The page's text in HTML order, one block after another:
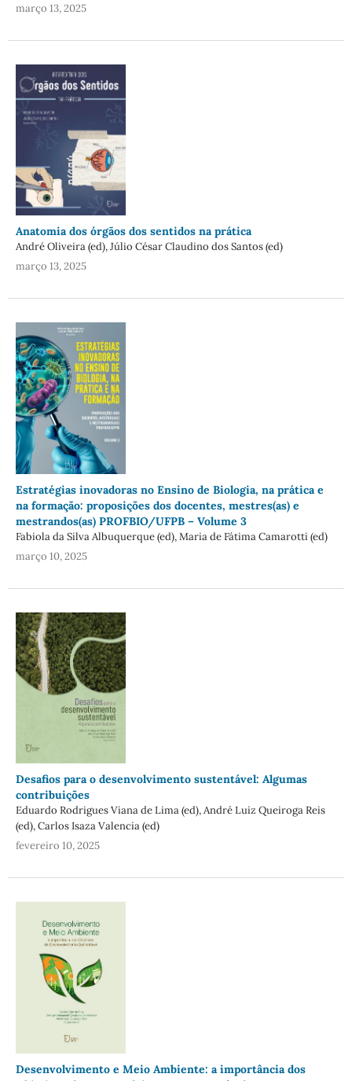
março 13, 2025
Anatomia dos órgãos dos sentidos na prática
André Oliveira (ed), Júlio César Claudino dos Santos (ed)
março 13, 2025
Estratégias inovadoras no Ensino de Biologia, na prática e
na formação: proposições dos docentes, mestres(as) e
mestrandos(as) PROFBIO/UFPB – Volume 3
Fabiola da Silva Albuquerque (ed), Maria de Fátima Camarotti (ed)
março 10, 2025
Desafios para o desenvolvimento sustentável: Algumas
contribuições
Eduardo Rodrigues Viana de Lima (ed), André Luiz Queiroga Reis
(ed), Carlos Isaza Valencia (ed)
fevereiro 10, 2025
Desenvolvimento e Meio Ambiente: a importância dos